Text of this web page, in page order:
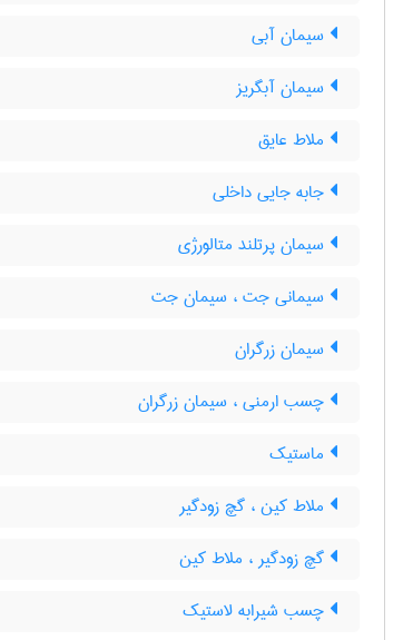
سیمان آبی
سیمان آبگریز
ملاط عایق
جابه جایی داخلی
سیمان پرتلند متالورژی
سیمانی جت ، سیمان جت
سیمان زرگران
چسب ارمنی ، سیمان زرگران
ماستیک
ملاط کین ، گچ زودگیر
گچ زودگیر ، ملاط کین
چسب شیرابه لاستیک